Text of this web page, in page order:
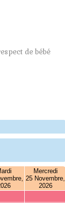
de bébé
Mercredi
25 Novembre,
2026